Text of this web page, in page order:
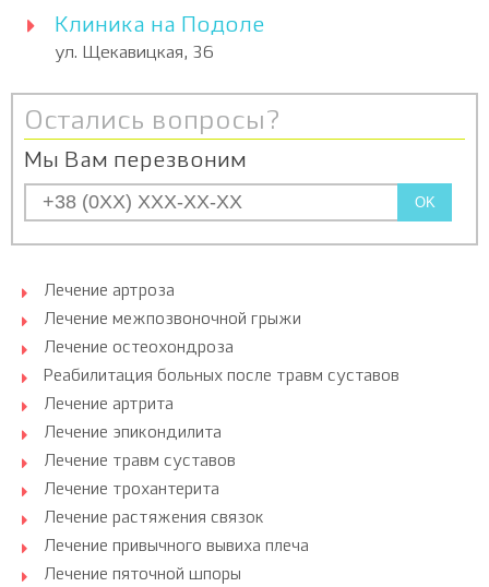
Клиника на Подоле
ул. Щекавицкая, 36
Остались вопросы?
Мы Вам перезвоним
OK
Лечение артроза
Лечение межпозвоночной грыжи
Лечение остеохондроза
Реабилитация больных после травм суставов
Лечение артрита
Лечение эпикондилита
Лечение травм суставов
Лечение трохантерита
Лечение растяжения связок
Лечение привычного вывиха плеча
Лечение пяточной шпоры